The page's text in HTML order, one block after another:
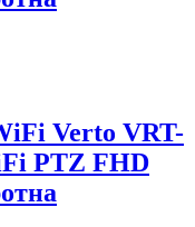
Verto VRT-
PTZ FHD